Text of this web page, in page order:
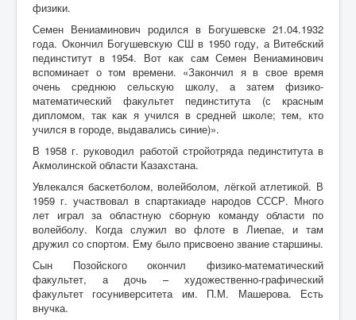
Родословная
Редакционный подвальчик
Мартиролог
Кухня Мишпохи
Гостевая книга
Контакты
Карта сайта
Старо-Улановичское кладбище
Местечко Колышки, старинное еврейское
кладбище
физики.
Семен Вениаминович родился в Богушевске 21.04.1932
года. Окончил Богушевскую СШ в 1950 году, а Витебский
пединститут в 1954. Вот как сам Семен Вениаминович
вспоминает о том времени. «Закончил я в свое время
очень среднюю сельскую школу, а затем физико-
математический факультет пединститута (с красным
дипломом, так как я учился в средней школе; тем, кто
учился в городе, выдавались синие)».
В 1958 г. руководил работой стройотряда пединститута в
Акмолинской области Казахстана.
Увлекался баскетболом, волейболом, лёгкой атлетикой. В
1959 г. участвовал в спартакиаде народов СССР. Много
лет играл за областную сборную команду области по
волейболу. Когда служил во флоте в Лиепае, и там
дружил со спортом. Ему было присвоено звание старшины.
Сын Позойского окончил физико-математический
факультет, а дочь – художественно-графический
факультет госуниверситета им. П.М. Машерова. Есть
внучка.